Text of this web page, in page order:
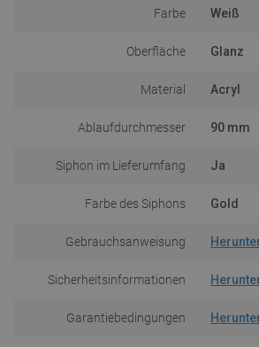
Farbe Weiß
Oberfläche Glanz
Material Acryl
Ablaufdurchmesser 90 mm
Siphon im Lieferumfang Ja
Farbe des Siphons Gold
Gebrauchsanweisung
Sicherheitsinformationen
Garantiebedingungen